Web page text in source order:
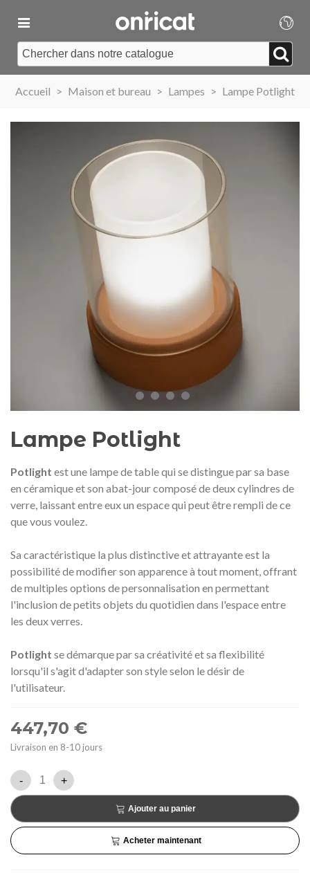
Accueil > Maison et bureau > Lampes > Lampe Potlight
Lampe Potlight
Potlight est une lampe de table qui se distingue par sa base
en céramique et son abat-jour composé de deux cylindres de
verre, laissant entre eux un espace qui peut être rempli de ce
que vous voulez.
Sa caractéristique la plus distinctive et attrayante est la
possibilité de modifier son apparence à tout moment, offrant
de multiples options de personnalisation en permettant
l'inclusion de petits objets du quotidien dans l'espace entre
les deux verres.
Potlight se démarque par sa créativité et sa flexibilité
lorsqu'il s'agit d'adapter son style selon le désir de
l'utilisateur.
447,70 €
Livraison en 8-10 jours
- +
Ajouter au panier
Acheter maintenant
Médaille commémorative Gaudí
2026 – Édition limitée
NEUF
Ajouter au panier
Motxilla Stivibags
149,00 €